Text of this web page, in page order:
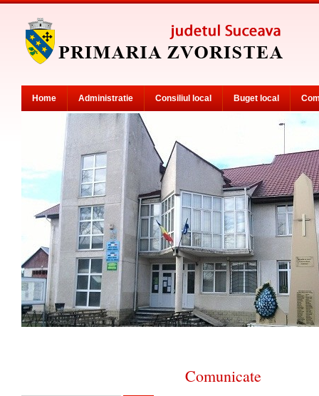
Home Administratie Consiliul local Buget local
Comunicate